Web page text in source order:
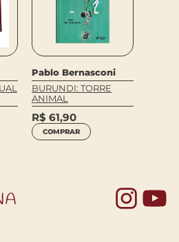
Pablo Bernasconi
BURUNDI: TORRE
ANIMAL
R$ 61,90
COMPRAR